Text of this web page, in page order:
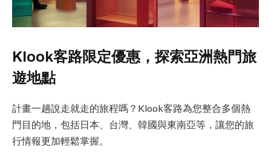
Klook客路限定優惠，探索亞洲熱門旅
遊地點
計畫一趟說走就走的旅程嗎？Klook客路為您整合多個熱
門目的地，包括日本、台灣、韓國與東南亞等，讓您的旅
行情報更加輕鬆掌握。